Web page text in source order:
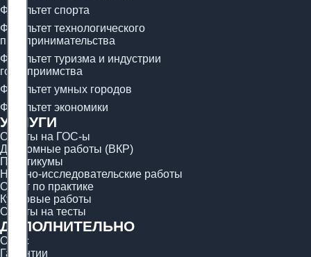
Факультет спорта
Факультет технологического
предпринимательства
Факультет туризма и индустрии
гостеприимства
Факультет умных городов
Факультет экономики
УСЛУГИ
Ответы на ГОС-ы
Дипломные работы (ВКР)
Практикумы
Научно-исследовательские работы
Отчёт по практике
Курсовые работы
Ответы на тесты
ДОПОЛНИТЕЛЬНО
О нас
Гарантии